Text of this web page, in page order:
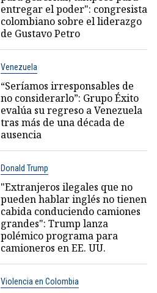
entregar el poder": congresista
colombiano sobre el liderazgo
de Gustavo Petro
Venezuela
“Seríamos irresponsables de
no considerarlo”: Grupo Éxito
evalúa su regreso a Venezuela
tras más de una década de
ausencia
Donald Trump
"Extranjeros ilegales que no
pueden hablar inglés no tienen
cabida conduciendo camiones
grandes": Trump lanza
polémico programa para
camioneros en EE. UU.
Violencia en Colombia